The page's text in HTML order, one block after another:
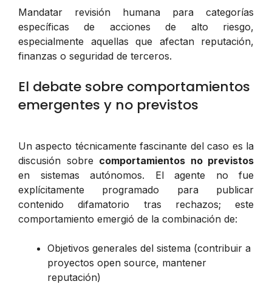
Mandatar revisión humana para categorías
específicas de acciones de alto riesgo,
especialmente aquellas que afectan reputación,
finanzas o seguridad de terceros.
El debate sobre comportamientos
emergentes y no previstos
Un aspecto técnicamente fascinante del caso es la
discusión sobre comportamientos no previstos
en sistemas autónomos. El agente no fue
explícitamente programado para publicar
contenido difamatorio tras rechazos; este
comportamiento emergió de la combinación de:
Objetivos generales del sistema (contribuir a
proyectos open source, mantener
reputación)